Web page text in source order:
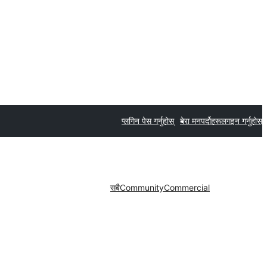
प्लगिन पेस गर्नुहोस् मेरा मनपर्दोहरूलगइन गर्नुहोस्
सबैCommunityCommercial